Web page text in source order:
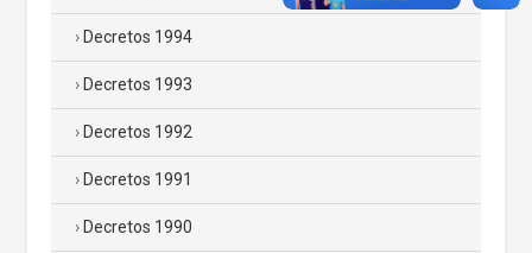
Decretos 1994
Decretos 1993
Decretos 1992
Decretos 1991
Decretos 1990